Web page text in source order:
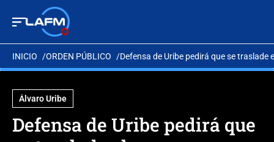
INICIO ORDEN PÚBLICO Defensa de Uribe pedirá que se
Álvaro Uribe
Defensa de Uribe pedirá que